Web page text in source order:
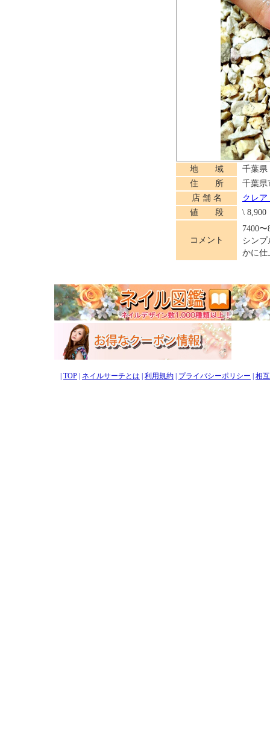
地 域
千葉県
住 所
千葉
店 舗 名
クレア
値 段
\ 8,900
コメント
7400〜
シンプ
かに仕
TOP ネイルサーチとは 利用規約 プライバシーポリシー 相